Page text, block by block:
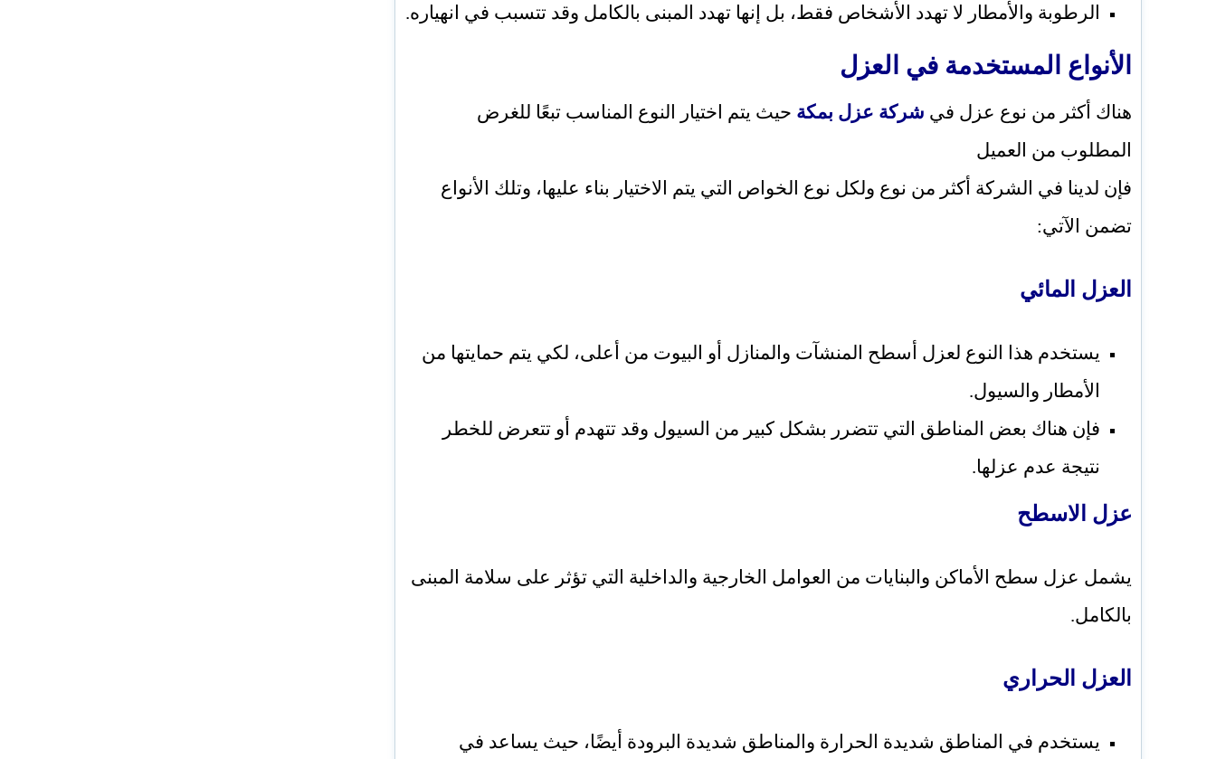
الرطوبة والأمطار لا تهدد الأشخاص فقط، بل إنها تهدد المبنى بالكامل وقد تتسبب في انهياره.
الأنواع المستخدمة في العزل
هناك أكثر من نوع عزل في شركة عزل بمكة حيث يتم اختيار النوع المناسب تبعًا للغرض
المطلوب من العميل
فإن لدينا في الشركة أكثر من نوع ولكل نوع الخواص التي يتم الاختيار بناء عليها، وتلك الأنواع
تضمن الآتي:
العزل المائي
يستخدم هذا النوع لعزل أسطح المنشآت والمنازل أو البيوت من أعلى، لكي يتم حمايتها من
الأمطار والسيول.
فإن هناك بعض المناطق التي تتضرر بشكل كبير من السيول وقد تتهدم أو تتعرض للخطر
نتيجة عدم عزلها.
عزل الاسطح
يشمل عزل سطح الأماكن والبنايات من العوامل الخارجية والداخلية التي تؤثر على سلامة المبنى
بالكامل.
العزل الحراري
يستخدم في المناطق شديدة الحرارة والمناطق شديدة البرودة أيضًا، حيث يساعد في